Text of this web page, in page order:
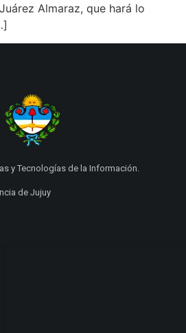
Almaraz, que hará lo
y Tecnologías de la Información.
de Jujuy